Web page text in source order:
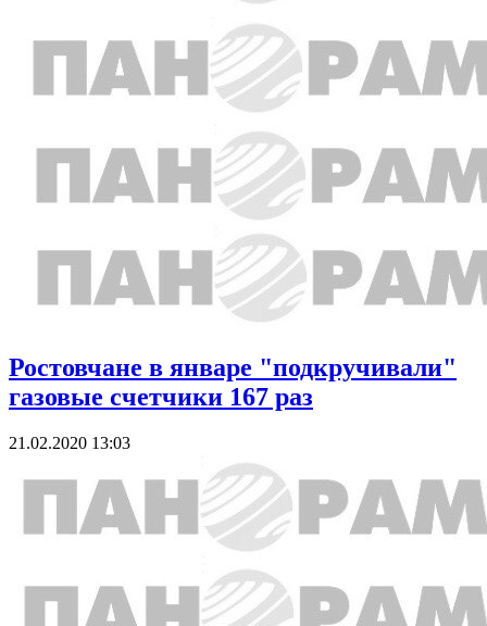
Ростовчане в январе "подкручивали"
газовые счетчики 167 раз
21.02.2020 13:03